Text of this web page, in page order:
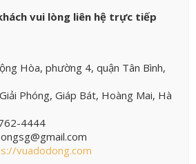
vui lòng liên hệ trực tiếp
Hòa, phường 4, quận Tân Bình,
Phóng, Giáp Bát, Hoàng Mai, Hà
4444
vuadodong.com